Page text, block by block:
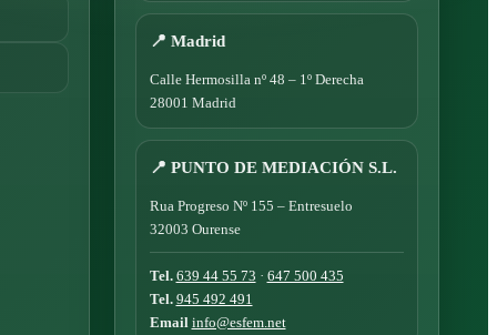
📍 Madrid
Calle Hermosilla nº 48 – 1º Derecha
28001 Madrid
📍 PUNTO DE MEDIACIÓN S.L.
Rua Progreso Nº 155 – Entresuelo
32003 Ourense
Tel. 639 44 55 73 · 647 500 435
Tel. 945 492 491
Email info@esfem.net